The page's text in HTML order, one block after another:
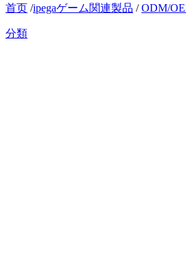
首页 /ipegaゲーム関連製品 /ODM/
分類